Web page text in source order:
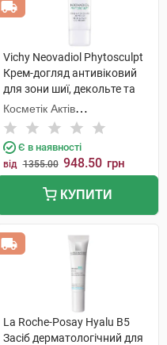
Vichy Neovadiol Phytosculpt
Крем-догляд антивіковий
для зони шиї, декольте та
овалу обличчя 50 мл 1 туба
Косметік Актів
Інтернаціональ
Є в наявності
від 1355.00 948.50 грн
КУПИТИ
La Roche-Posay Hyalu B5
Засіб дерматологічний для